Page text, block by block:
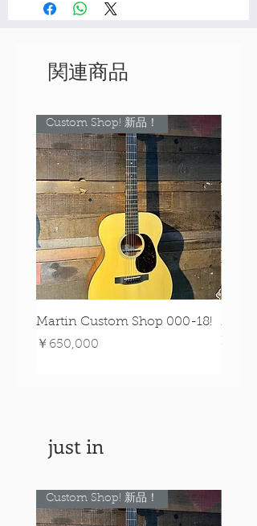
関連商品
Custom Shop! 新品！
Martin Custom Shop 000-18!
価格
￥650,000
just in
Custom Shop! 新品！